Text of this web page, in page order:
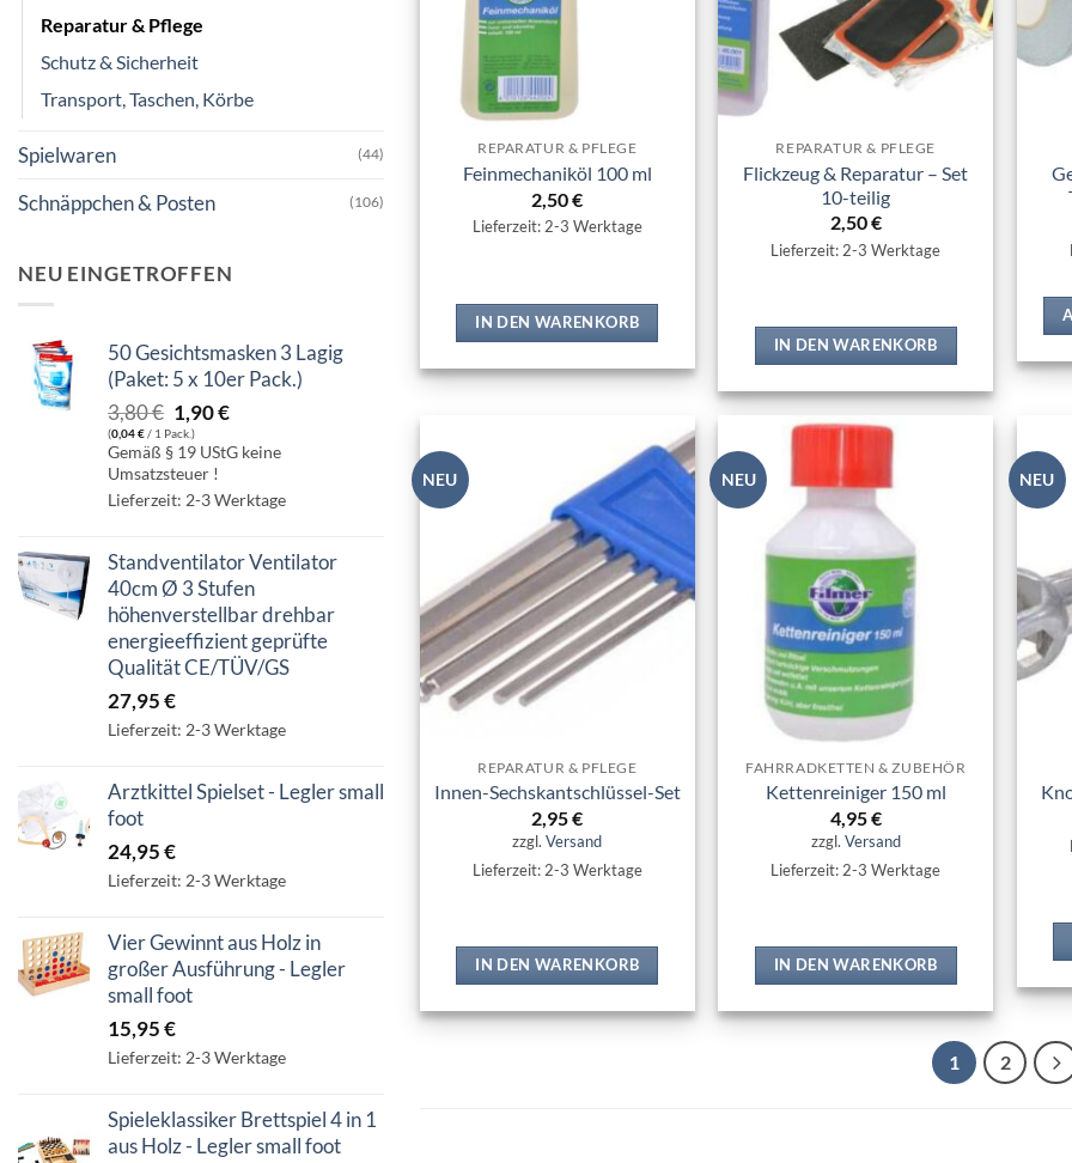
Reparatur & Pflege
Schutz & Sicherheit
Transport, Taschen, Körbe
Spielwaren (44)
Schnäppchen & Posten (106)
NEU EINGETROFFEN
50 Gesichtsmasken 3 Lagig
(Paket: 5 x 10er Pack.)
3,80€ Ursprünglicher
Preis
war:
3,80 €
1,90€Aktueller
ist:
1,90 €.
(0,04€/ 1 Pack.)
Gemäß § 19 UStG keine
Umsatzsteuer !
Lieferzeit: 2-3 Werktage
Standventilator Ventilator
40cm Ø 3 Stufen
höhenverstellbar drehbar
energieeffizient geprüfte
Qualität CE/TÜV/GS
27,95€
Lieferzeit: 2-3 Werktage
Arztkittel Spielset - Legler small
foot
24,95€
Lieferzeit: 2-3 Werktage
Vier Gewinnt aus Holz in
großer Ausführung - Legler
small foot
15,95€
Lieferzeit: 2-3 Werktage
Spieleklassiker Brettspiel 4 in 1
aus Holz - Legler small foot
REPARATUR & PFLEGE
Feinmechaniköl 100 ml
2,50€
Lieferzeit: 2-3 Werktage
IN DEN WARENKORB
REPARATUR & PFLEGE
Flickzeug & Reparatur – Set
10-teilig
2,50€
Lieferzeit: 2-3 Werktage
IN DEN WARENKORB
NEU
Zur
Wunschliste
hinzufügen
REPARATUR & PFLEGE
Innen-Sechskantschlüssel-Set
2,95€
zzgl.Versand
Lieferzeit: 2-3 Werktage
IN DEN WARENKORB
NEU
hinzufügen
FAHRRADKETTEN & ZUBEHÖR
Kettenreiniger 150 ml
4,95€
zzgl. Versand
Lieferzeit: 2-3 Werktage
IN DEN WARENKORB
NEU
1 2